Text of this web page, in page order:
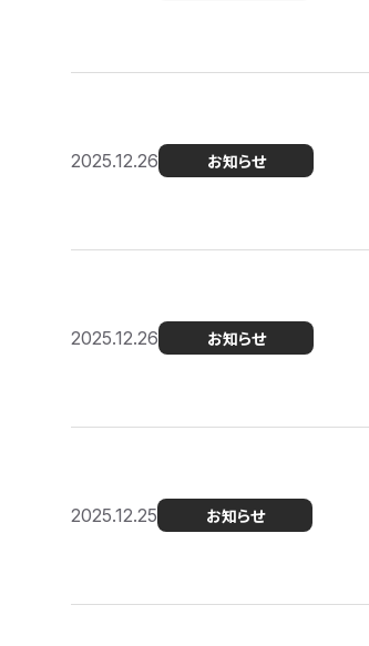
2025.12.26 お知らせ
2025.12.26 お知らせ
2025.12.25 お知らせ